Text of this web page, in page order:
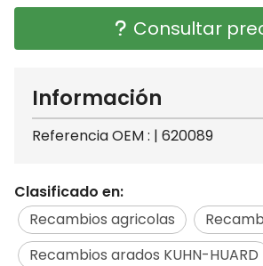
Consultar
Información
Referencia OEM : | 620089
Clasificado en:
Recambios agricolas
Recambios arados KUHN-HUARD